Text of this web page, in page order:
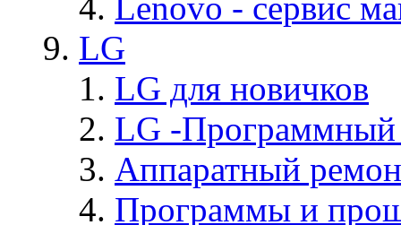
LG
LG для новичков
LG -Программный
Аппаратный
Программы и